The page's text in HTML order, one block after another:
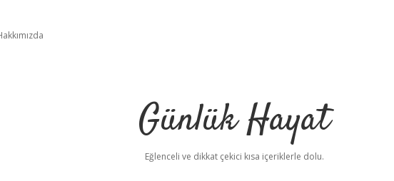
Günlük Hayat
Eğlenceli ve dikkat çekici kısa içeriklerle dolu.